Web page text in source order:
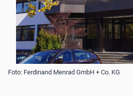
Foto: Ferdinand Menrad GmbH + Co. KG